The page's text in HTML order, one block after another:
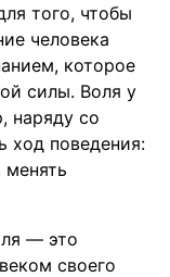
того, чтобы
человека
которое
силы. Воля у
наряду со
ход поведения:
менять
— это
своего